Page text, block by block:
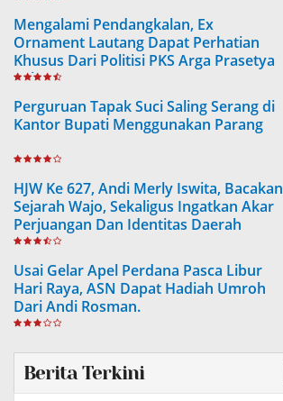
Mengalami Pendangkalan, Ex
Ornament Lautang Dapat Perhatian
Khusus Dari Politisi PKS Arga Prasetya
Ashar
Perguruan Tapak Suci Saling Serang di
Kantor Bupati Menggunakan Parang
HJW Ke 627, Andi Merly Iswita, Bacakan
Sejarah Wajo, Sekaligus Ingatkan Akar
Perjuangan Dan Identitas Daerah
Usai Gelar Apel Perdana Pasca Libur
Hari Raya, ASN Dapat Hadiah Umroh
Dari Andi Rosman.
Berita Terkini